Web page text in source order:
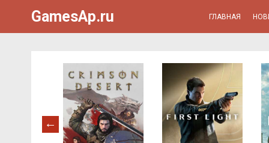
GamesAp.ru ГЛАВНАЯ